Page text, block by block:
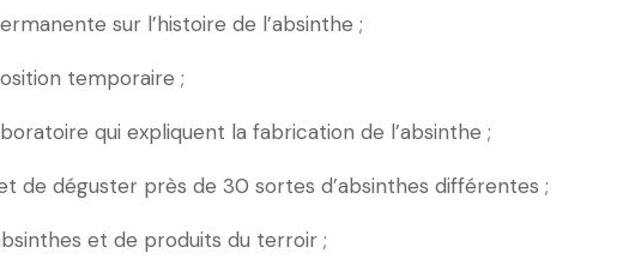
sur l’histoire de l’absinthe ;
temporaire ;
qui expliquent la fabrication de l’absinthe ;
de déguster près de 30 sortes d’absinthes différentes ;
et de produits du terroir ;